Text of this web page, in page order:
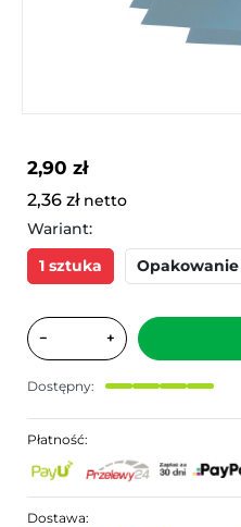
2,90 zł
2,36 zł netto
Wariant:
1 sztuka
Opakowanie
− +
Dostępny:
Płatność:
Dostawa: